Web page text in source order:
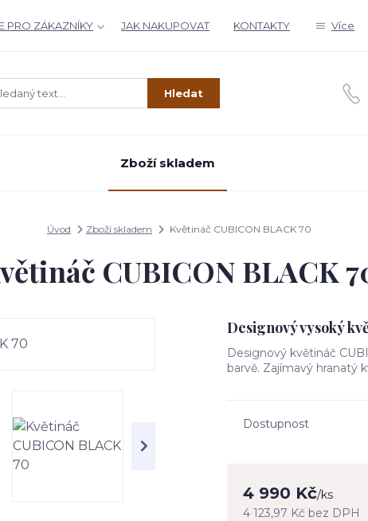
PRO ZÁKAZNÍKY JAK NAKUPOVAT KONTAKTY Více
Hledat
Zboží skladem
Úvod Zboží skladem Květináč CUBICON BLACK 70
CUBICON BLACK
Designový vysoký
Designový květináč
barvě. Zajímavý hranatý
Dostupnost
4 990 Kč/ks
4 123,97 Kč bez DPH